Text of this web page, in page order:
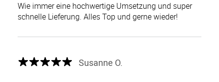
Wie immer eine hochwertige Umsetzung und super
schnelle Lieferung. Alles Top und gerne wieder!
Susanne O.